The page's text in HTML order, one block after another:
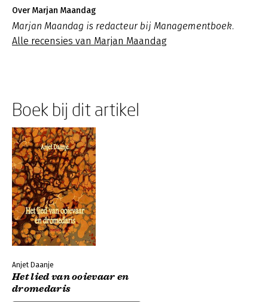
Over Marjan Maandag
Marjan Maandag is redacteur bij Managementboek.
Alle recensies van Marjan Maandag
Boek bij dit artikel
Anjet Daanje
Het lied van ooievaar en
dromedaris